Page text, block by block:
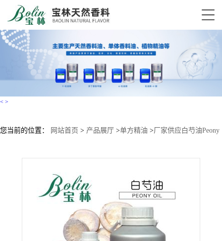
< >
您当前的位置： 网站首页 > 产品展厅 >单方精油 >厂家供应白芍油Peony